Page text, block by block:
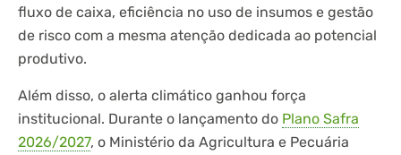
fluxo de caixa, eficiência no uso de insumos e gestão
de risco com a mesma atenção dedicada ao potencial
produtivo.
Além disso, o alerta climático ganhou força
institucional. Durante o lançamento do Plano Safra
2026/2027, o Ministério da Agricultura e Pecuária